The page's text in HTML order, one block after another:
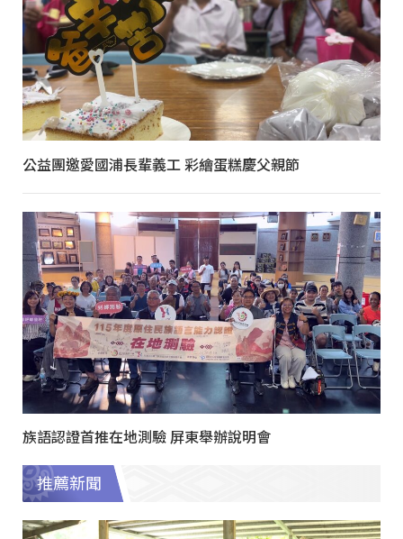
公益團邀愛國浦長輩義工 彩繪蛋糕慶父親節
族語認證首推在地測驗 屏東舉辦說明會
推薦新聞